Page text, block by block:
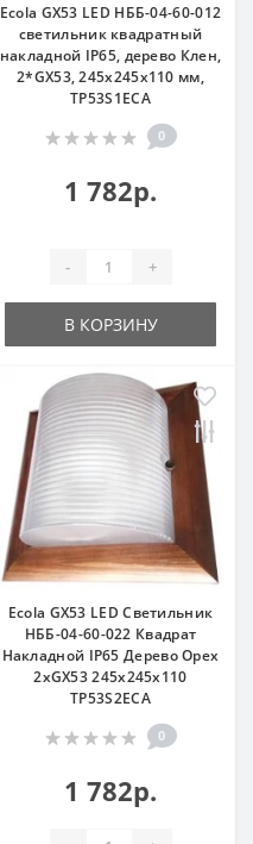
Ecola GX53 LED НББ-04-60-012
светильник квадратный
накладной IP65, дерево Клен,
2*GX53, 245х245х110 мм,
TP53S1ECA
0
1 782р.
- +
В КОРЗИНУ
Ecola GX53 LED Светильник
НББ-04-60-022 Квадрат
Накладной IP65 Дерево Орех
2xGX53 245x245x110
TP53S2ECA
0
1 782р.